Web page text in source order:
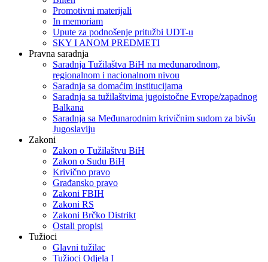
Promotivni materijali
In memoriam
Upute za podnošenje pritužbi UDT-u
SKY I ANOM PREDMETI
Pravna saradnja
Saradnja Tužilaštva BiH na međunarodnom,
regionalnom i nacionalnom nivou
Saradnja sa domaćim institucijama
Saradnja sa tužilaštvima jugoistočne Evrope/zapadnog
Balkana
Saradnja sa Međunarodnim krivičnim sudom za bivšu
Jugoslaviju
Zakoni
Zakon o Тužilaštvu BiH
Zakon o Sudu BiH
Krivično pravo
Građansko pravo
Zakoni FBIH
Zakoni RS
Zakoni Brčko Distrikt
Ostali propisi
Tužioci
Glavni tužilac
Tužioci Odjela I